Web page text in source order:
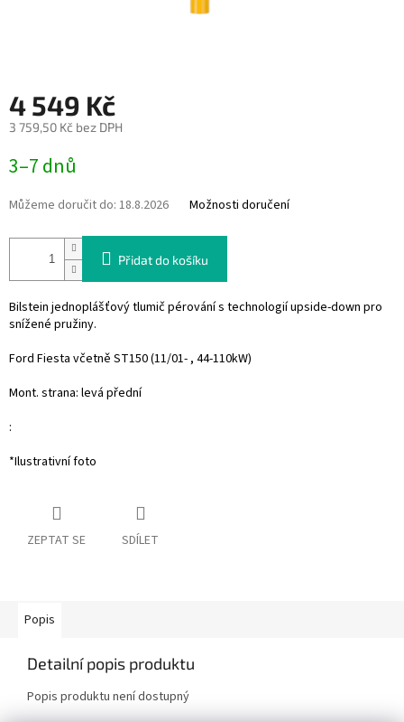
4 549 Kč
3 759,50 Kč bez DPH
cena:
3–7 dnů
Můžeme doručit do: 18.8.2026 Možnosti doručení
Přidat do košíku
Bilstein jednoplášťový tlumič pérování s technologií upside-down pro
snížené pružiny.
Ford Fiesta včetně ST150 (11/01- , 44-110kW)
Mont. strana: levá přední
:
*Ilustrativní foto
ZEPTAT SE SDÍLET
Popis
Detailní popis produktu
Popis produktu není dostupný